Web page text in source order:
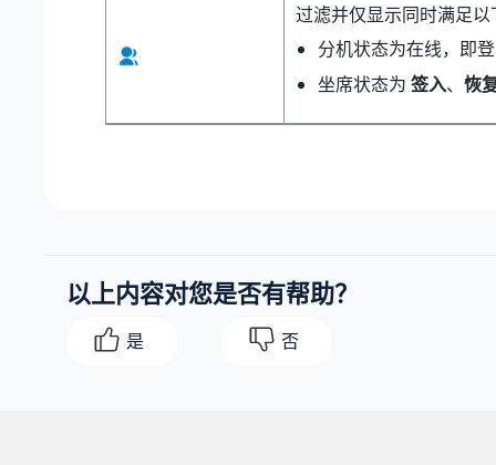
过滤并仅显示同时满足
分机状态为在线，即
坐席状态为 签入、 恢
以上内容对您是否有帮助？
是 否